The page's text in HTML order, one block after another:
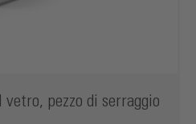
pezzo di serraggio